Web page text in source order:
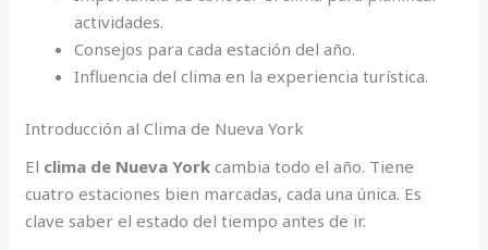
actividades.
Consejos para cada estación del año.
Influencia del clima en la experiencia turística.
Introducción al Clima de Nueva York
El clima de Nueva York cambia todo el año. Tiene
cuatro estaciones bien marcadas, cada una única. Es
clave saber el estado del tiempo antes de ir.